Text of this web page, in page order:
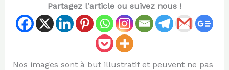
Partagez l'article ou suivez nous !
Nos images sont à but illustratif et peuvent ne pas